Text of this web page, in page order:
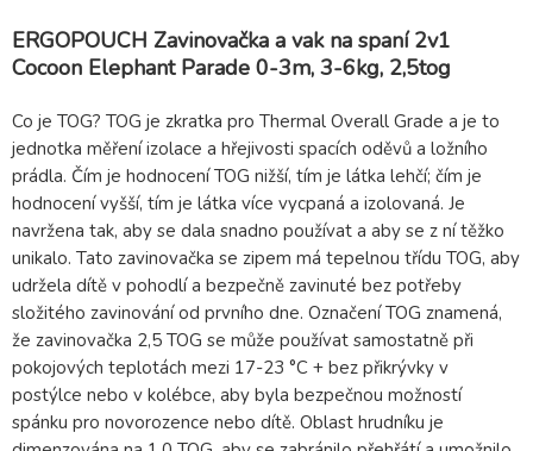
ERGOPOUCH Zavinovačka a vak na spaní 2v1
Cocoon Elephant Parade 0-3m, 3-6kg, 2,5tog
Co je TOG? TOG je zkratka pro Thermal Overall Grade a je to
jednotka měření izolace a hřejivosti spacích oděvů a ložního
prádla. Čím je hodnocení TOG nižší, tím je látka lehčí; čím je
hodnocení vyšší, tím je látka více vycpaná a izolovaná. Je
navržena tak, aby se dala snadno používat a aby se z ní těžko
unikalo. Tato zavinovačka se zipem má tepelnou třídu TOG, aby
udržela dítě v pohodlí a bezpečně zavinuté bez potřeby
složitého zavinování od prvního dne. Označení TOG znamená,
že zavinovačka 2,5 TOG se může používat samostatně při
pokojových teplotách mezi 17-23 °C + bez přikrývky v
postýlce nebo v kolébce, aby byla bezpečnou možností
spánku pro novorozence nebo dítě. Oblast hrudníku je